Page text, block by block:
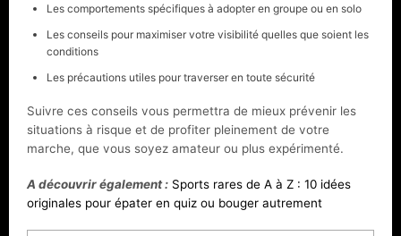
Les comportements spécifiques à adopter en groupe ou en solo
Les conseils pour maximiser votre visibilité quelles que soient les
conditions
Les précautions utiles pour traverser en toute sécurité
Suivre ces conseils vous permettra de mieux prévenir les
situations à risque et de profiter pleinement de votre
marche, que vous soyez amateur ou plus expérimenté.
A découvrir également : Sports rares de A à Z : 10 idées
originales pour épater en quiz ou bouger autrement